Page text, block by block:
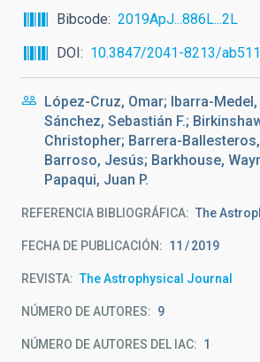
Bibcode
2019ApJ...886L...2L
DOI
10.3847/2041-8213/
López-Cruz, Omar; Ibarra-
Sánchez, Sebastián F.;
Christopher; Barrera-
Barroso, Jesús; Barkhouse,
Papaqui, Juan P.
REFERENCIA BIBLIOGRÁFICA The
FECHA DE PUBLICACIÓN: 11 2019
REVISTA The Astrophysical Journal
NÚMERO DE AUTORES 9
NÚMERO DE AUTORES DEL IAC 1